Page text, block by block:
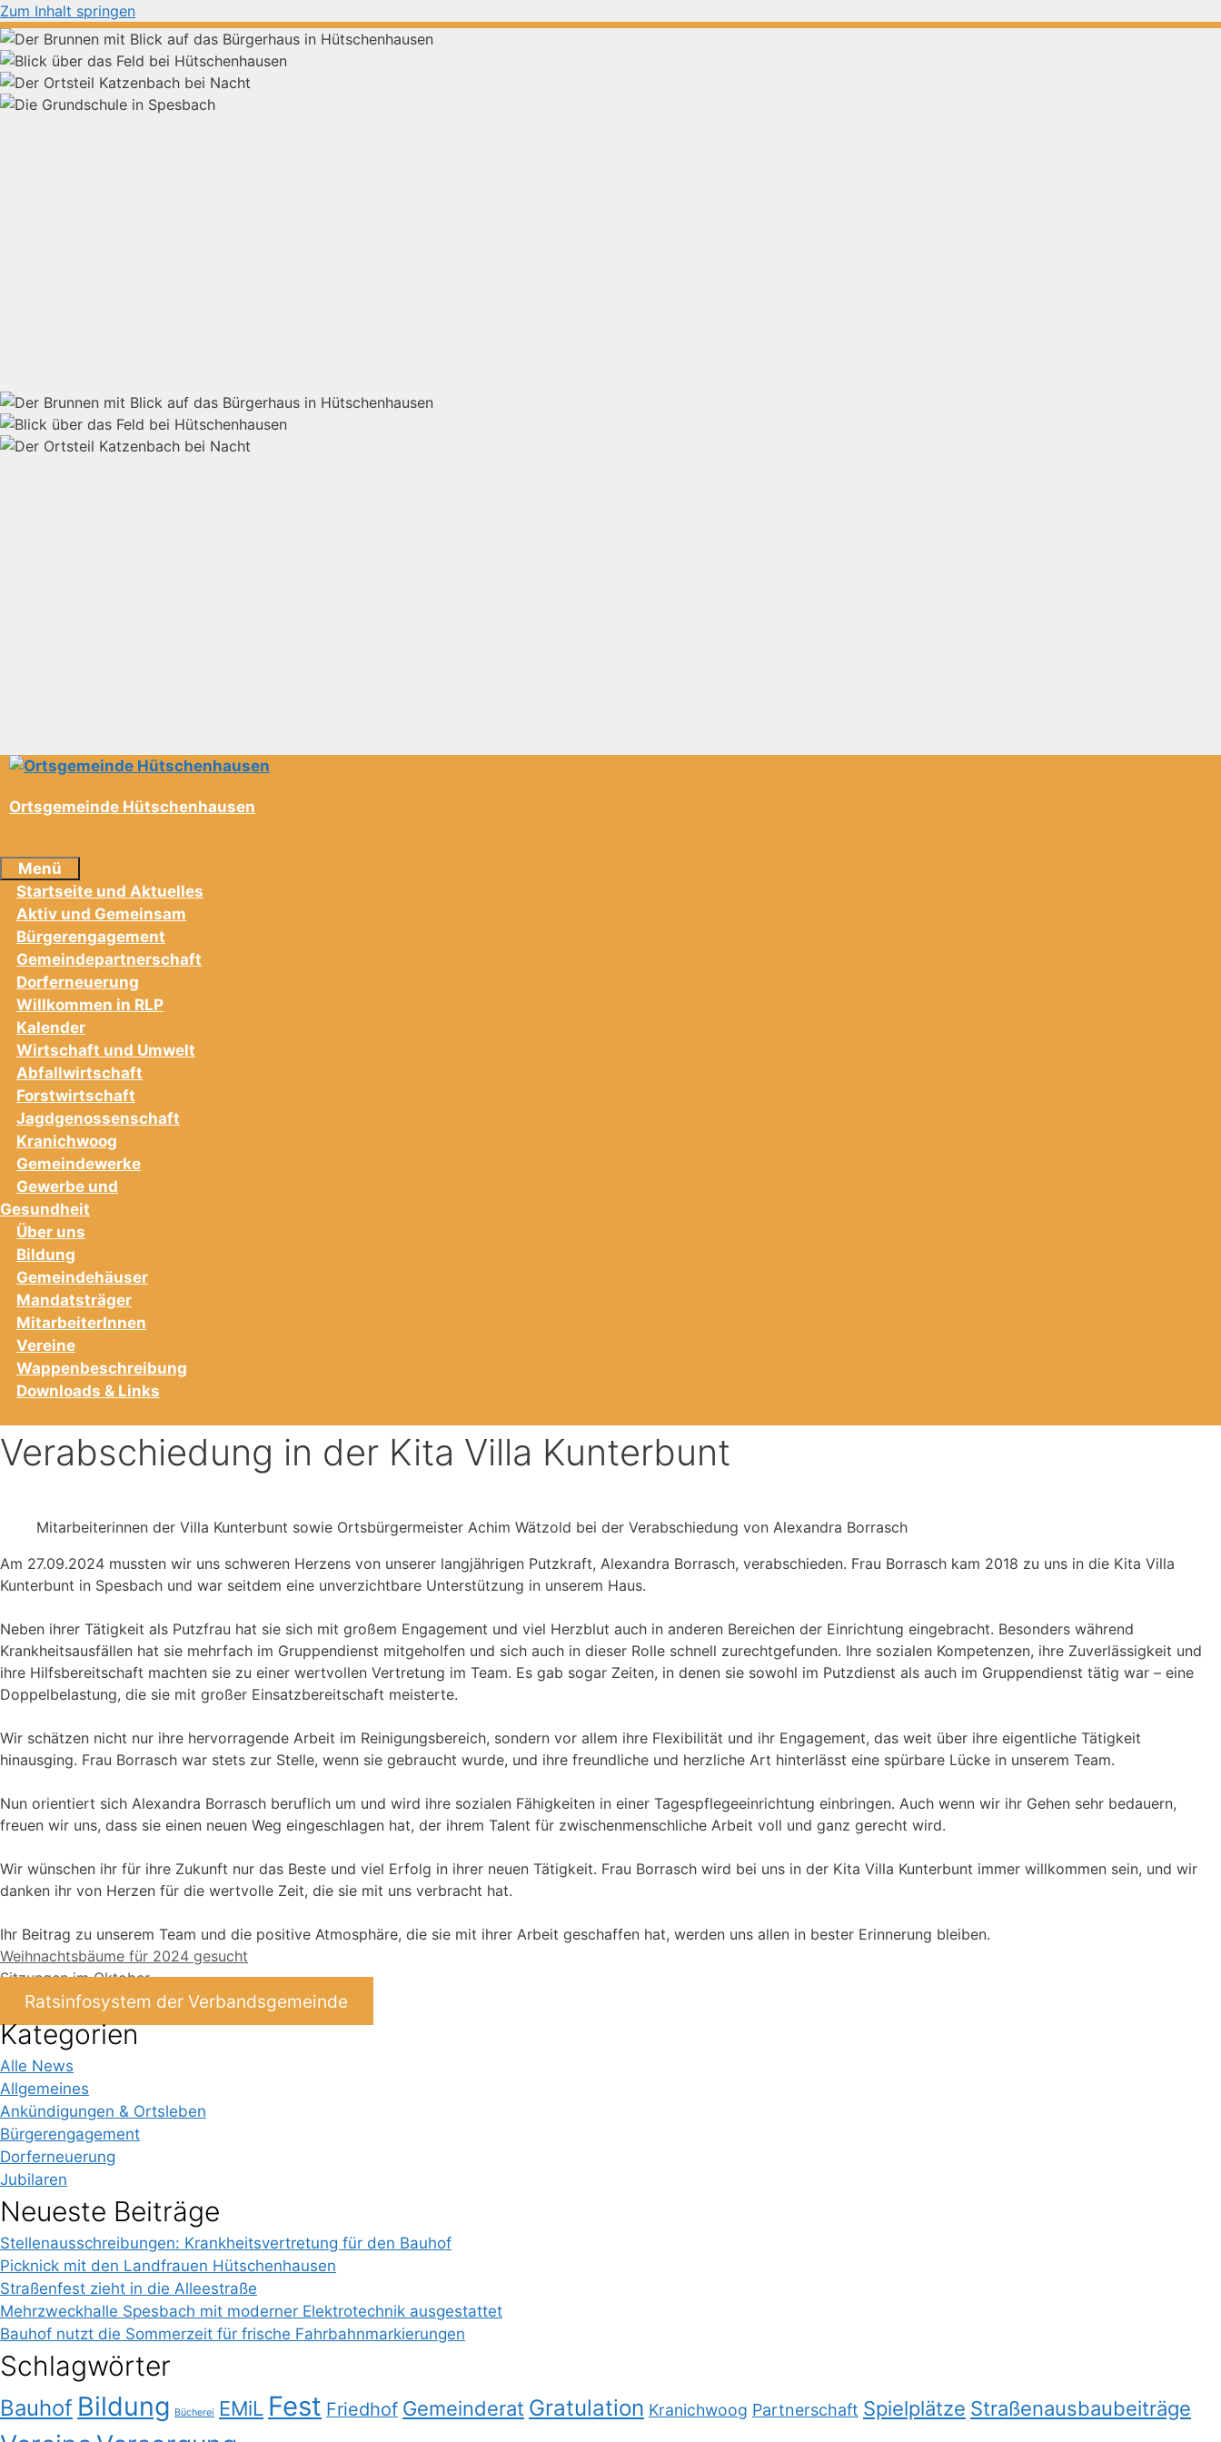
Zum Inhalt springen
Ortsgemeinde Hütschenhausen
Menü
Startseite und Aktuelles
Aktiv und Gemeinsam
Bürgerengagement
Gemeindepartnerschaft
Dorferneuerung
Willkommen in RLP
Kalender
Wirtschaft und Umwelt
Abfallwirtschaft
Forstwirtschaft
Jagdgenossenschaft
Kranichwoog
Gemeindewerke
Gewerbe und
Gesundheit
Über uns
Bildung
Gemeindehäuser
Mandatsträger
MitarbeiterInnen
Vereine
Wappenbeschreibung
Downloads & Links
Verabschiedung in der Kita Villa Kunterbunt
Mitarbeiterinnen der Villa Kunterbunt sowie Ortsbürgermeister Achim Wätzold bei der Verabschiedung von Alexandra Borrasch
Am 27.09.2024 mussten wir uns schweren Herzens von unserer langjährigen Putzkraft, Alexandra Borrasch, verabschieden. Frau Borrasch kam 2018 zu uns in die Kita Villa
Kunterbunt in Spesbach und war seitdem eine unverzichtbare Unterstützung in unserem Haus.
Neben ihrer Tätigkeit als Putzfrau hat sie sich mit großem Engagement und viel Herzblut auch in anderen Bereichen der Einrichtung eingebracht. Besonders während
Krankheitsausfällen hat sie mehrfach im Gruppendienst mitgeholfen und sich auch in dieser Rolle schnell zurechtgefunden. Ihre sozialen Kompetenzen, ihre Zuverlässigkeit und
ihre Hilfsbereitschaft machten sie zu einer wertvollen Vertretung im Team. Es gab sogar Zeiten, in denen sie sowohl im Putzdienst als auch im Gruppendienst tätig war – eine
Doppelbelastung, die sie mit großer Einsatzbereitschaft meisterte.
Wir schätzen nicht nur ihre hervorragende Arbeit im Reinigungsbereich, sondern vor allem ihre Flexibilität und ihr Engagement, das weit über ihre eigentliche Tätigkeit
hinausging. Frau Borrasch war stets zur Stelle, wenn sie gebraucht wurde, und ihre freundliche und herzliche Art hinterlässt eine spürbare Lücke in unserem Team.
Nun orientiert sich Alexandra Borrasch beruflich um und wird ihre sozialen Fähigkeiten in einer Tagespflegeeinrichtung einbringen. Auch wenn wir ihr Gehen sehr bedauern,
freuen wir uns, dass sie einen neuen Weg eingeschlagen hat, der ihrem Talent für zwischenmenschliche Arbeit voll und ganz gerecht wird.
Wir wünschen ihr für ihre Zukunft nur das Beste und viel Erfolg in ihrer neuen Tätigkeit. Frau Borrasch wird bei uns in der Kita Villa Kunterbunt immer willkommen sein, und wir
danken ihr von Herzen für die wertvolle Zeit, die sie mit uns verbracht hat.
Ihr Beitrag zu unserem Team und die positive Atmosphäre, die sie mit ihrer Arbeit geschaffen hat, werden uns allen in bester Erinnerung bleiben.
Weihnachtsbäume für 2024 gesucht
Sitzungen im Oktober
Ratsinfosystem der Verbandsgemeinde
Kategorien
Alle News
Allgemeines
Ankündigungen & Ortsleben
Bürgerengagement
Dorferneuerung
Jubilaren
Neueste Beiträge
Stellenausschreibungen: Krankheitsvertretung für den Bauhof
Picknick mit den Landfrauen Hütschenhausen
Straßenfest zieht in die Alleestraße
Mehrzweckhalle Spesbach mit moderner Elektrotechnik ausgestattet
Bauhof nutzt die Sommerzeit für frische Fahrbahnmarkierungen
Schlagwörter
Bauhof Bildung Bücherei EMiL Fest Friedhof Gemeinderat Gratulation Kranichwoog Partnerschaft Spielplätze Straßenausbaubeiträge